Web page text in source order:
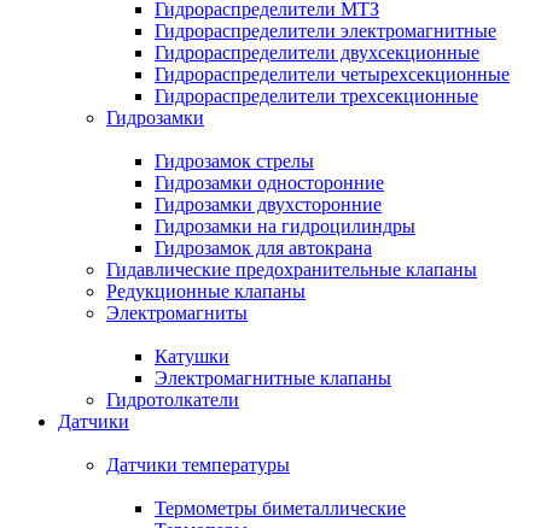
Гидрораспределители МТЗ
Гидрораспределители электромагнитные
Гидрораспределители двухсекционные
Гидрораспределители четырехсекционные
Гидрораспределители трехсекционные
Гидрозамки
Гидрозамок стрелы
Гидрозамки односторонние
Гидрозамки двухсторонние
Гидрозамки на гидроцилиндры
Гидрозамок для автокрана
Гидавлические предохранительные клапаны
Редукционные клапаны
Электромагниты
Катушки
Электромагнитные клапаны
Гидротолкатели
Датчики
Датчики температуры
Термометры биметаллические